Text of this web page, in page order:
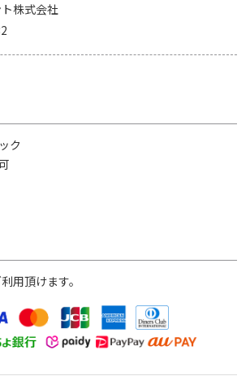
株式会社
ク
用頂けます。